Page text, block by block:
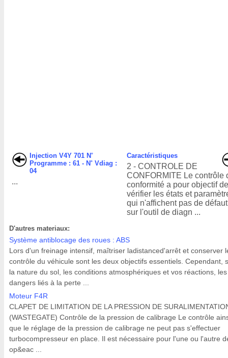
Injection V4Y 701 N˚
Programme : 61 - N˚ Vdiag :
04
...
Caractéristiques
2 - CONTROLE DE
CONFORMITE Le contrôle
conformité a pour objectif
vérifier les états et
qui n'affichent pas de défaut
sur l'outil de diagn ...
D'autres materiaux:
Système antiblocage des roues : ABS
Lors d'un freinage intensif, maîtriser ladistanced'arrêt et conserver
contrôle du véhicule sont les deux objectifs essentiels. Cependant,
la nature du sol, les conditions atmosphériques et vos réactions, les
dangers liés à la perte ...
Moteur F4R
CLAPET DE LIMITATION DE LA PRESSION DE
(WASTEGATE) Contrôle de la pression de calibrage Le contrôle
que le réglage de la pression de calibrage ne peut pas s'effectuer
turbocompresseur en place. Il est nécessaire pour l'une ou l'autre
op&eac ...